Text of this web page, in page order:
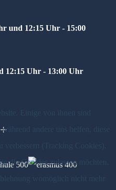
und 12:15 Uhr - 15:00
12:15 Uhr - 13:00 Uhr
andere uns helfen, diese
die Cookies zulassen möchten.